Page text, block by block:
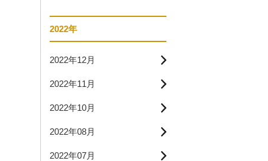
2022年
2022年12月
2022年11月
2022年10月
2022年08月
2022年07月